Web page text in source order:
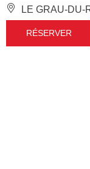
LE GRAU-DU-
RÉSERVER